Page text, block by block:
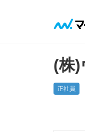
(株)
正社員